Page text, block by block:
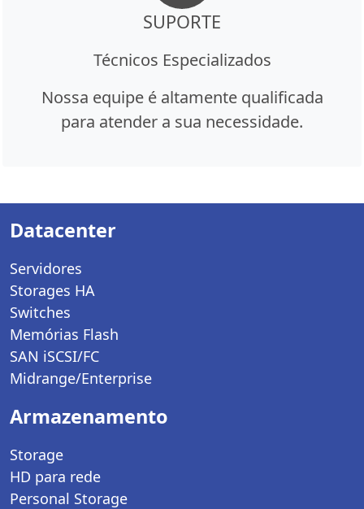
SUPORTE
Técnicos Especializados
Nossa equipe é altamente qualificada
para atender a sua necessidade.
Datacenter
Servidores
Storages HA
Switches
Memórias Flash
SAN iSCSI/FC
Midrange/Enterprise
Armazenamento
Storage
HD para rede
Personal Storage